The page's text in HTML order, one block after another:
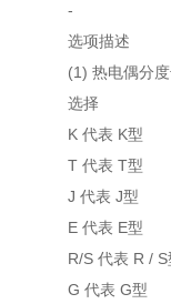
-
选项描述
(1) 热电偶分
选择
K 代表 K型
T 代表 T型
J 代表 J型
E 代表 E型
R/S 代表 R / S
G 代表 G型